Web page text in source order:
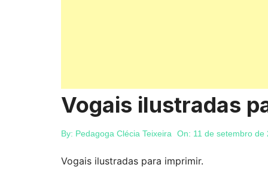
Vogais ilustradas
By: Pedagoga Clécia Teixeira On: 11 de setembro de
Vogais ilustradas para imprimir.